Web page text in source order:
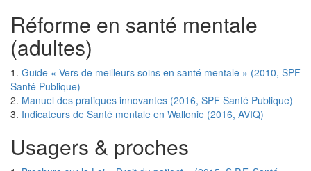
Réforme en santé mentale
(adultes)
1. Guide « Vers de meilleurs soins en santé mentale » (2010, SPF
Santé Publique)
2. Manuel des pratiques innovantes (2016, SPF Santé Publique)
3. Indicateurs de Santé mentale en Wallonie (2016, AVIQ)
Usagers & proches